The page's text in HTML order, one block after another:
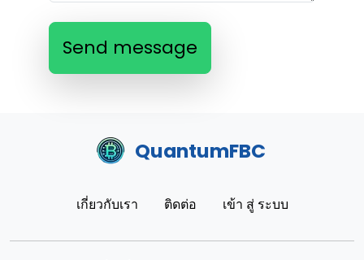
Send message
QuantumFBC
เกี่ยวกับเรา ติดต่อ เข้า สู่ ระบบ